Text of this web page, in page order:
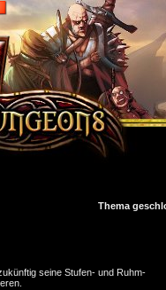
Thema
seine Stufen- und Ruhm-